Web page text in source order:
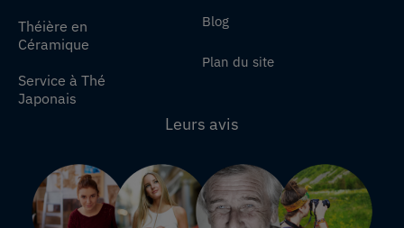
Théière en
Céramique
Service à Thé
Japonais
Blog
Plan du site
Leurs avis